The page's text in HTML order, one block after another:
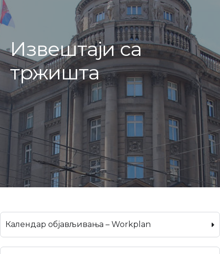
Извештаји са
тржишта
Календар објављивања – Workplan